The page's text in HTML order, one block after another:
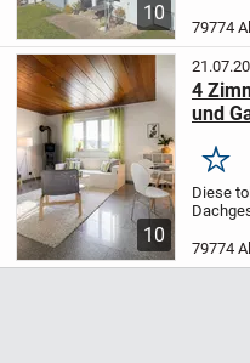
10
der
79774
10
4
und
Diese
viel
79774